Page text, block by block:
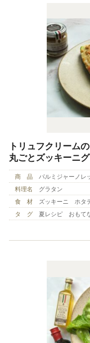
トリュフクリームの
丸ごとズッキーニ
商 品
パルミジャーノレ
料理名
グラタン
食 材
ズッキーニ ホタ
タ グ
夏レシピ おもて